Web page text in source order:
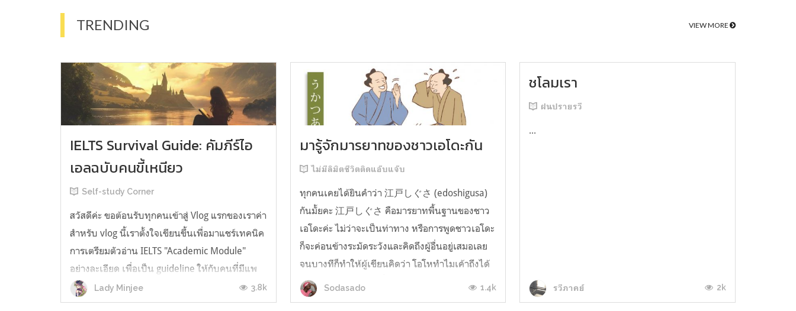
TRENDING VIEW MORE
IELTS Survival Guide: คัมภีร์ไอ
เอลฉบับคนขี้เหนียว
Self-study Corner
สวัสดีค่ะ ขอต้อนรับทุกคนเข้าสู่ Vlog แรกของเราค่า
สำหรับ vlog นี้เราตั้งใจเขียนขึ้นเพื่อมาแชร์เทคนิค
การเตรียมตัวอ่าน IELTS "Academic Module"
อย่างละเอียด เพื่อเป็น guideline ให้กับคนที่มีแพ
ลนจะสอบแต่ไม่รู้ต้องเริ่มตรงไหน หรืออยากจะได้
ข้อมูลเพิ่มเติมมาเสริมความมั่นใจจากที่ตัวเองเรียน
Lady Minjee 3.8k
มารู้จักมารยาทของชาวเอโดะกัน
ไม่มีลิมิตชีวิตติดแอ๊บแจ๊บ
ทุกคนเคยได้ยินคำว่า 江戸しぐさ (edoshigusa)
กันมั้ยคะ 江戸しぐさ คือมารยาทพื้นฐานของชาว
เอโดะค่ะ ไม่ว่าจะเป็นท่าทาง หรือการพูดชาวเอโดะ
ก็จะค่อนข้างระมัดระวังและคิดถึงผู้อื่นอยู่เสมอเลย
จนบางทีก็ทำให้ผู้เขียนคิดว่า โอโหทำไมเค้าถึงได้
คิดถึงคนอื่นได้ขนาดนี้นะอยากรู้มั้ยคะว่าชาวเอโดะ
มารยาทดีขนาดไหน มาลองอ่านกันได้เ...
Sodasado 1.4k
ชโลมเรา
ฝนปรายรวี
...
รวีภาคย์ 2k